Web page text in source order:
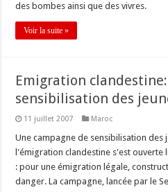
des bombes ainsi que des vivres.
Voir la suite »
Emigration
sensibilisation des
11 juillet 2007 Maroc
Une campagne de sensibilisation des
l'émigration clandestine s'est ouverte
: pour une émigration légale,
danger. La campagne, lancée par le